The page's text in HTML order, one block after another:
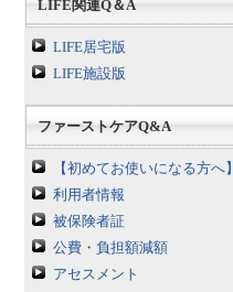
LIFE関連Q＆A
LIFE居宅版
LIFE施設版
ファーストケアQ&A
【初めてお使いになる方へ】
利用者情報
被保険者証
公費・負担額減額
アセスメント